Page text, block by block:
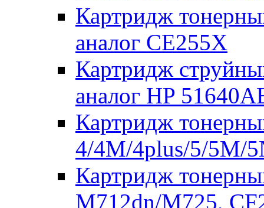
Картридж
аналог CE255X
Картридж
аналог HP
Картридж
4/4M/4plus/5/5M/
Картридж
M712dn/M725,